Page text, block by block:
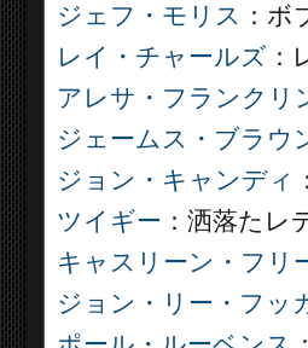
ジェフ・モリス ：ボ
レイ・チャールズ ：
アレサ・フランクリ
ジェームス・ブラウ
ジョン・キャンディ
ツイギー ：洒落たレ
キャスリーン・フリ
ジョン・リー・フッ